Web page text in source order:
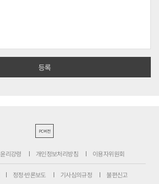
PC버전
윤리강령 개인정보처리방침 이용자위원회
정정·반론보도 기사심의규정 불편신고